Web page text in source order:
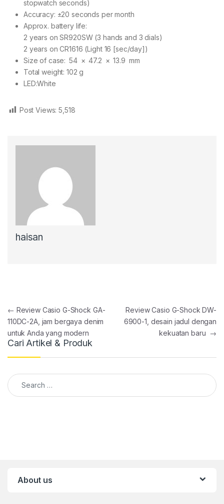
stopwatch seconds)
Accuracy: ±20 seconds per month
Approx. battery life:
2 years on SR920SW (3 hands and 3 dials)
2 years on CR1616 (Light 16 [sec/day])
Size of case: 54 × 47.2 × 13.9 mm
Total weight: 102 g
LED:White
Post Views: 5,518
haisan
Post navigation
← Review Casio G-Shock GA-
110DC-2A, jam bergaya denim
untuk Anda yang modern
Review Casio G-Shock DW-
6900-1, desain jadul dengan
kekuatan baru →
Cari Artikel & Produk
Search for:
About us